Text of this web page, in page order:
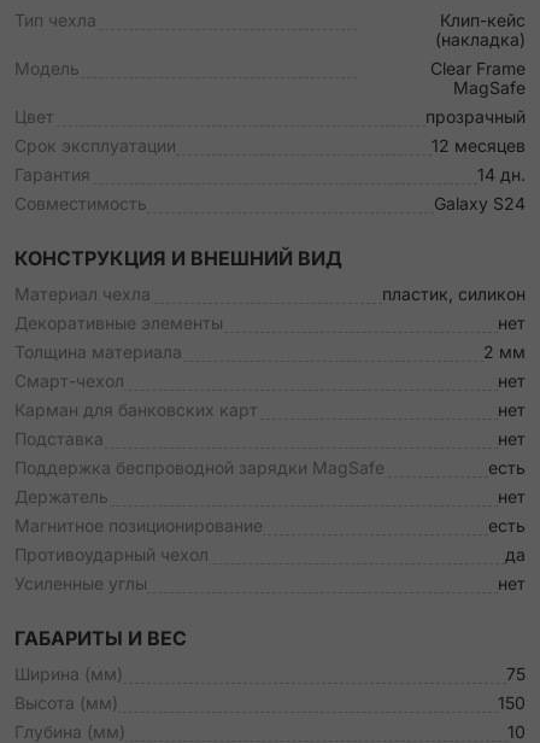
Тип чехла
Клип-кейс
(накладка)
Модель
Clear Frame
MagSafe
Цвет
прозрачный
Срок эксплуатации
12 месяцев
Гарантия
14 дн.
Совместимость
Galaxy S24
КОНСТРУКЦИЯ И ВНЕШНИЙ ВИД
Материал чехла
пластик, силикон
Декоративные элементы
нет
Толщина материала
2 мм
Смарт-чехол
нет
Карман для банковских карт
нет
Подставка
нет
Поддержка беспроводной зарядки MagSafe
есть
Держатель
нет
Магнитное позиционирование
есть
Противоударный чехол
да
Усиленные углы
нет
ГАБАРИТЫ И ВЕС
Ширина (мм)
75
Высота (мм)
150
Глубина (мм)
10